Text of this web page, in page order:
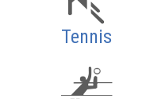
Tennis